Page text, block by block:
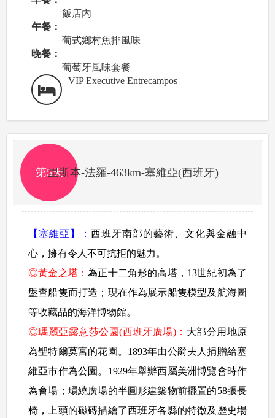
飯店內
午餐：
葡式鄉村魚排風味
晚餐：
葡萄牙風味套餐
VIP Executive Entrecampos
第5天
里斯本-法羅-463km-塞維亞(西班牙)
【塞維亞】： 西班牙南部的藝術、文化與金融中
心，擁有令人不可抗拒的魅力。
◎黃金之塔：為正十二角形的高塔，13世紀初為了
盤查船隻而打造；現在作為展示船隻模型及航海圖
等收藏品的海洋博物館。
◎瑪麗亞露意莎公園(西班牙廣場)： 大部分用地原
為聖特爾莫宮的花園。1893年由公爵夫人捐贈給塞
維亞市作為公園。1929年舉辦西屬美洲博覽會時作
為會場；環繞廣場的半圓形建築物前擺置的58張長
椅，上頭的磁磚描繪了西班牙各縣的特徵及歷史場